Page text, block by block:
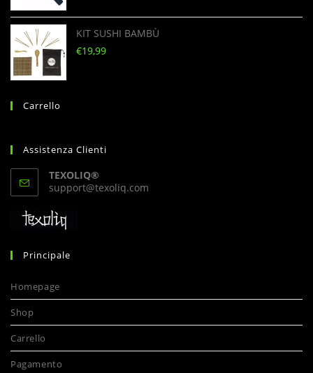
KIT SUSHI BAMBÙ
€19,99
Carrello
Assistenza Clienti
TEXOLIQ®
support@texoliq.com
Principale
Homepage
Shop
Carrello
Pagamento